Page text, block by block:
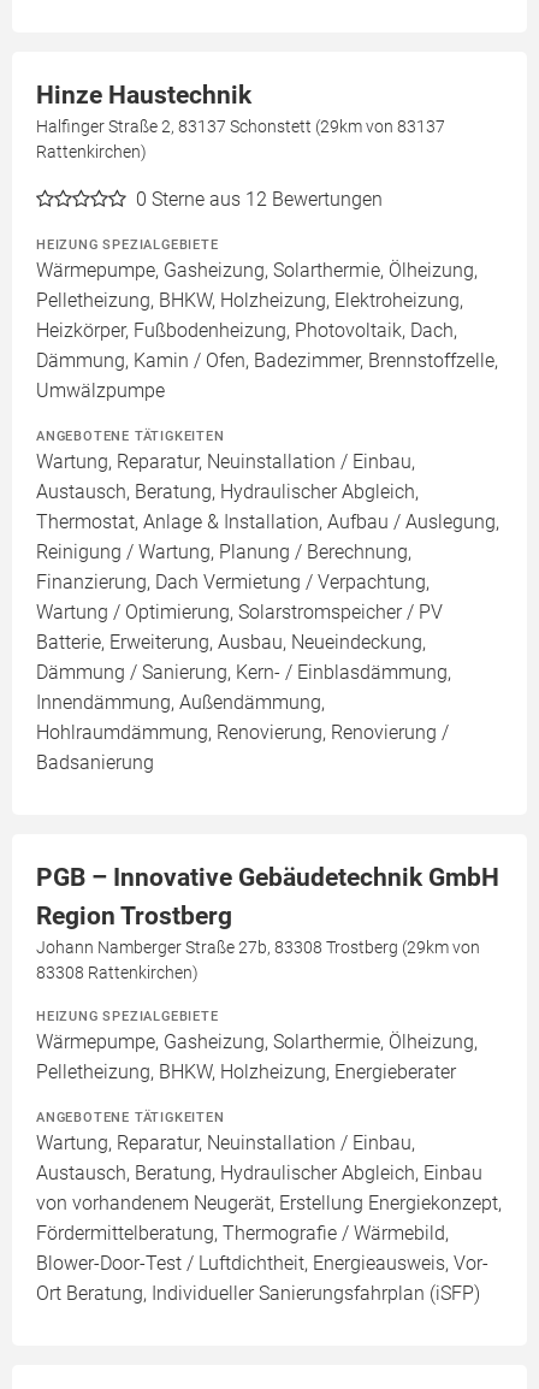
Hinze Haustechnik
Halfinger Straße 2, 83137 Schonstett (29km von 83137
Rattenkirchen)
0 Sterne aus 12 Bewertungen
HEIZUNG SPEZIALGEBIETE
Wärmepumpe, Gasheizung, Solarthermie, Ölheizung,
Pelletheizung, BHKW, Holzheizung, Elektroheizung,
Heizkörper, Fußbodenheizung, Photovoltaik, Dach,
Dämmung, Kamin / Ofen, Badezimmer, Brennstoffzelle,
Umwälzpumpe
ANGEBOTENE TÄTIGKEITEN
Wartung, Reparatur, Neuinstallation / Einbau,
Austausch, Beratung, Hydraulischer Abgleich,
Thermostat, Anlage & Installation, Aufbau / Auslegung,
Reinigung / Wartung, Planung / Berechnung,
Finanzierung, Dach Vermietung / Verpachtung,
Wartung / Optimierung, Solarstromspeicher / PV
Batterie, Erweiterung, Ausbau, Neueindeckung,
Dämmung / Sanierung, Kern- / Einblasdämmung,
Innendämmung, Außendämmung,
Hohlraumdämmung, Renovierung, Renovierung /
Badsanierung
PGB – Innovative Gebäudetechnik GmbH
Region Trostberg
Johann Namberger Straße 27b, 83308 Trostberg (29km von
83308 Rattenkirchen)
HEIZUNG SPEZIALGEBIETE
Wärmepumpe, Gasheizung, Solarthermie, Ölheizung,
Pelletheizung, BHKW, Holzheizung, Energieberater
ANGEBOTENE TÄTIGKEITEN
Wartung, Reparatur, Neuinstallation / Einbau,
Austausch, Beratung, Hydraulischer Abgleich, Einbau
von vorhandenem Neugerät, Erstellung Energiekonzept,
Fördermittelberatung, Thermografie / Wärmebild,
Blower-Door-Test / Luftdichtheit, Energieausweis, Vor-
Ort Beratung, Individueller Sanierungsfahrplan (iSFP)